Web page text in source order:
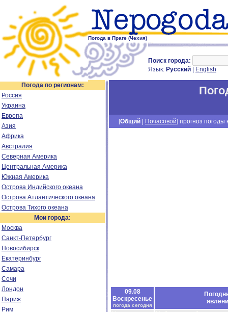
Погода в Праге (Чехия)
Поиск города:
Язык: Русский English
Погода по регионам:
Россия
Украина
Европа
Азия
Африка
Австралия
Северная Америка
Центральная Америка
Южная Америка
Острова Индийского океана
Острова Атлантического океана
Острова Тихого океана
Мои города:
Москва
Санкт-Петербург
Новосибирск
Екатеринбург
Самара
Сочи
Лондон
Париж
Рим
[Общий Почасовой] прогноз погоды
09.08
Воскресенье
погода сегодня